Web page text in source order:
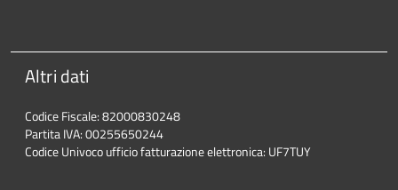
Altri dati
Codice Fiscale: 82000830248
Partita IVA: 00255650244
Codice Univoco ufficio fatturazione elettronica: UF7TUY